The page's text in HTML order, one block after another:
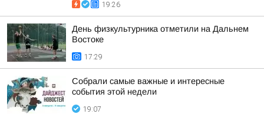
19:26
День физкультурника отметили на Дальнем
Востоке
17:29
Собрали самые важные и интересные
события этой недели
19:07